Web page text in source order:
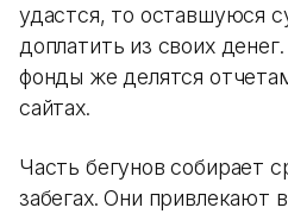
удастся, то оставшуюся
доплатить из своих
фонды же делятся
сайтах.
Часть бегунов собирает
забегах. Они привлекают